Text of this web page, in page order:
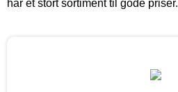
har et stort sortiment til gode priser.